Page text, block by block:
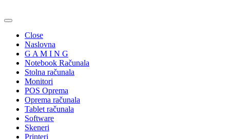
Close
Naslovna
G A M I N G
Notebook Računala
Stolna računala
Monitori
POS Oprema
Oprema računala
Tablet računala
Software
Skeneri
Printeri